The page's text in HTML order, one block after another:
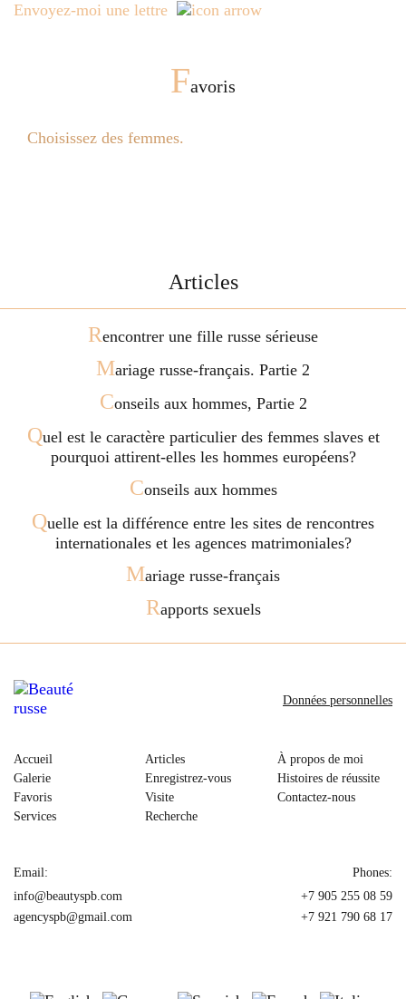
Envoyez-moi une lettre
Favoris
Choisissez des femmes.
Articles
Rencontrer une fille russe sérieuse
Mariage russe-français. Partie 2
Conseils aux hommes, Partie 2
Quel est le caractère particulier des femmes slaves et
pourquoi attirent-elles les hommes européens?
Conseils aux hommes
Quelle est la différence entre les sites de rencontres
internationales et les agences matrimoniales?
Mariage russe-français
Rapports sexuels
Accueil
Galerie
Favoris
Services
Articles
Enregistrez-vous
Visite
Recherche
À propos de moi
Histoires de réussite
Contactez-nous
Données personnelles
Email:
info@beautyspb.com
agencyspb@gmail.com
Phones:
+7 905 255 08 59
+7 921 790 68 17